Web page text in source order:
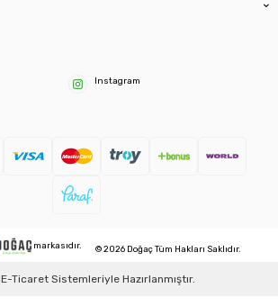
Instagram
markasıdır. © 2026 Doğaç Tüm Hakları Saklıdır.
E-Ticaret Sistemleriyle Hazırlanmıştır.